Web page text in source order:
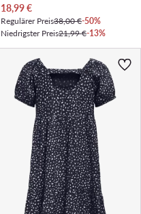
Aktueller Preis
18,99€
Regulärer Preis38,00 €-50%
Niedrigster Preis21,99 €-13%